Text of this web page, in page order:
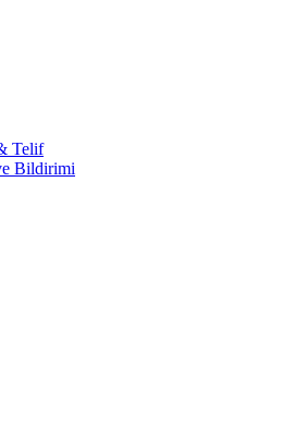
Telif
Bildirimi